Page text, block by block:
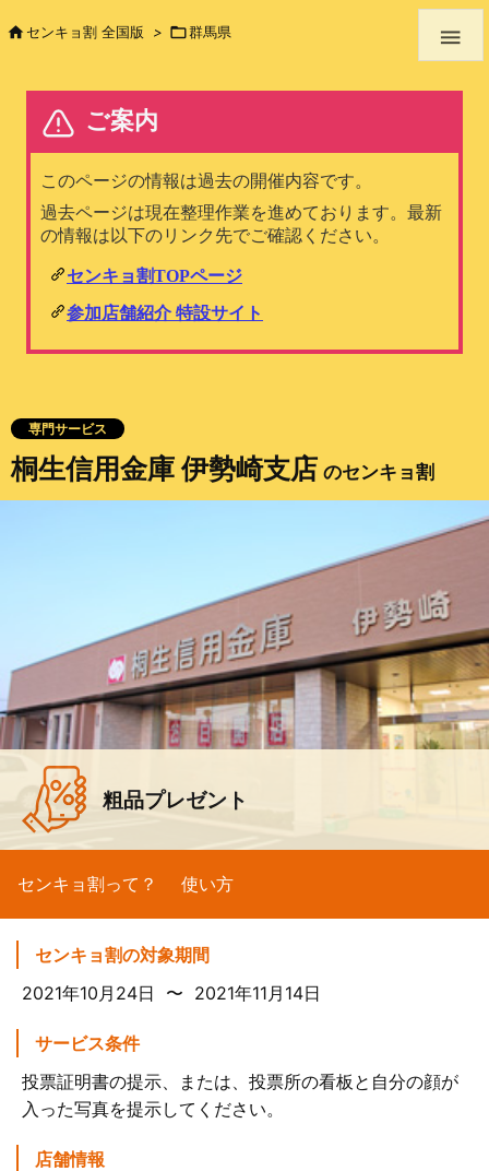

センキョ割 全国版 > 群馬県
専門サービス
桐生信用金庫 伊勢崎支店 のセンキョ割
粗品プレゼント
センキョ割って？ 使い方
センキョ割の対象期間
2021年10月24日 〜 2021年11月14日
サービス条件
投票証明書の提示、または、投票所の看板と自分の顔が
入った写真を提示してください。
店舗情報